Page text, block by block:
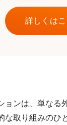
詳しくは
ョンは、単なる
な取り組みのひ